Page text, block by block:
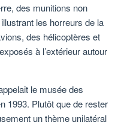
des munitions non
les horreurs de la
des hélicoptères et
à l’extérieur autour
le musée des
1993. Plutôt que de rester
un thème unilatéral